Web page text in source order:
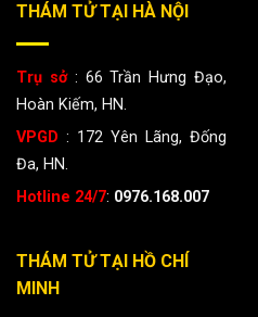
THÁM TỬ TẠI HÀ NỘI
Trụ sở : 66 Trần Hưng Đạo,
Hoàn Kiếm, HN.
VPGD : 172 Yên Lãng, Đống
Đa, HN.
Hotline 24/7: 0976.168.007
THÁM TỬ TẠI HỒ CHÍ
MINH